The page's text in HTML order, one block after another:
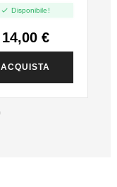
 Disponibile!
14,00 €
ACQUISTA